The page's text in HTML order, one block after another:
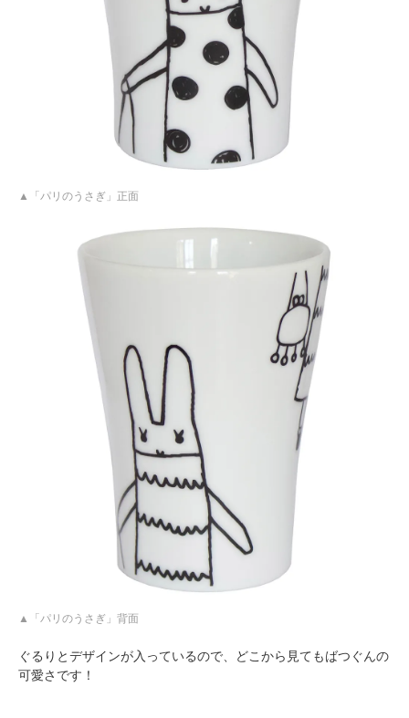
「パリのうさぎ」正面
「パリのうさぎ」背面
ぐるりとデザインが入っているので、どこから見てもばつぐんの
可愛さです！